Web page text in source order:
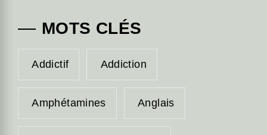
MOTS CLÉS
Addictif Addiction
Amphétamines Anglais